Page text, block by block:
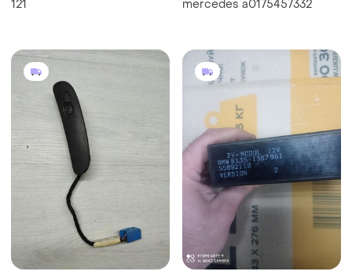
121 mercedes a0175457332